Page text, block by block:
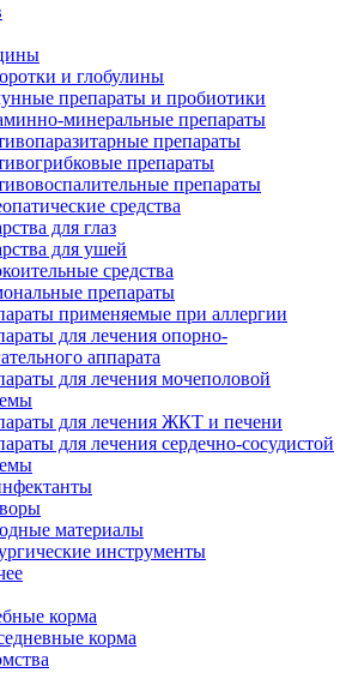
и глобулины
препараты и пробиотики
минеральные препараты
препараты
препараты
препараты
средства
для глаз
для ушей
средства
препараты
применяемые при аллергии
для лечения опорно-
аппарата
для лечения мочеполовой
для лечения ЖКТ и печени
для лечения сердечно-сосудистой
материалы
инструменты
корма
корма